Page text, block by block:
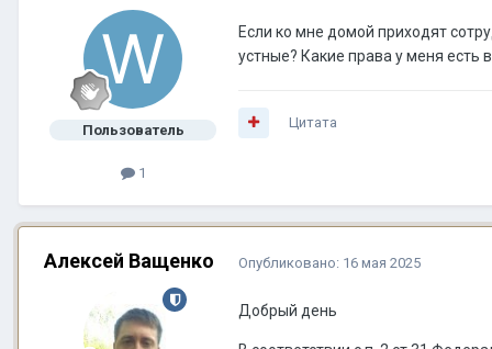
Пользователь
1
Если ко мне домой приходят
устные? Какие права у меня есть
Цитата
Алексей Ващенко Опубликовано: 16 мая 2025
Добрый день